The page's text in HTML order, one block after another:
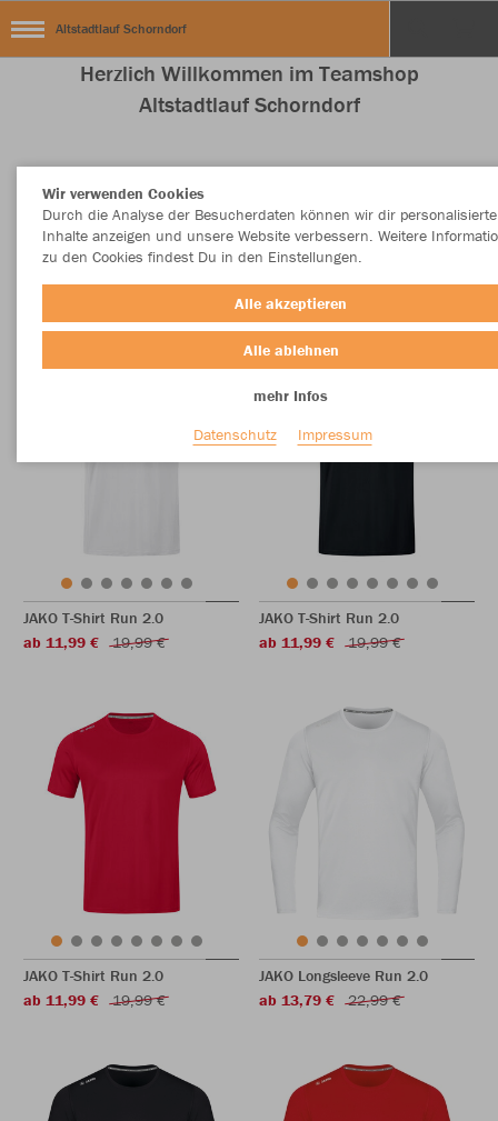
Altstadtlauf Schorndorf
Herzlich Willkommen im Teamshop
Altstadtlauf Schorndorf
Nachhaltig Farbe
JAKO T-Shirt Run 2.0
ab 11,99 €
19,99 €
JAKO T-Shirt Run 2.0
ab 11,99 €
19,99 €
JAKO T-Shirt Run 2.0
ab 11,99 €
19,99 €
JAKO Longsleeve Run 2.0
ab 13,79 €
22,99 €
Wir verwenden Cookies
Durch die Analyse der Besucherdaten können wir dir personalisierte
Inhalte anzeigen und unsere Website verbessern. Weitere
zu den Cookies findest Du in den Einstellungen.
Alle akzeptieren
Alle ablehnen
mehr Infos
Datenschutz
Impressum